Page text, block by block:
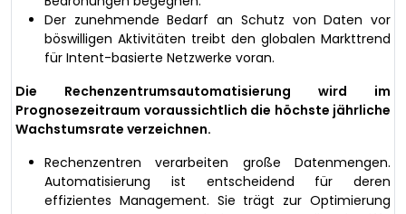
Der zunehmende Bedarf an Schutz von Daten vor
böswilligen Aktivitäten treibt den globalen Markttrend
für Intent-basierte Netzwerke voran.
Die Rechenzentrumsautomatisierung wird im
Prognosezeitraum voraussichtlich die höchste jährliche
Wachstumsrate verzeichnen.
Rechenzentren verarbeiten große Datenmengen.
Automatisierung ist entscheidend für deren
effizientes Management. Sie trägt zur Optimierung